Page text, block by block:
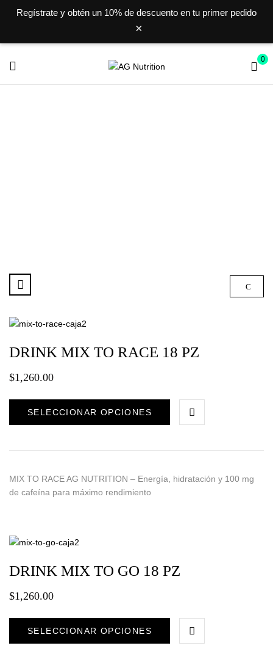
Regístrate y obtén un 10% de descuento en tu primer pedido
×
0
DRINK MIX TO RACE 18 PZ
$1,260.00
SELECCIONAR OPCIONES
MIX TO RACE AG NUTRITION – Energía, hidratación y 100 mg
de cafeína para máximo rendimiento
DRINK MIX TO GO 18 PZ
$1,260.00
SELECCIONAR OPCIONES